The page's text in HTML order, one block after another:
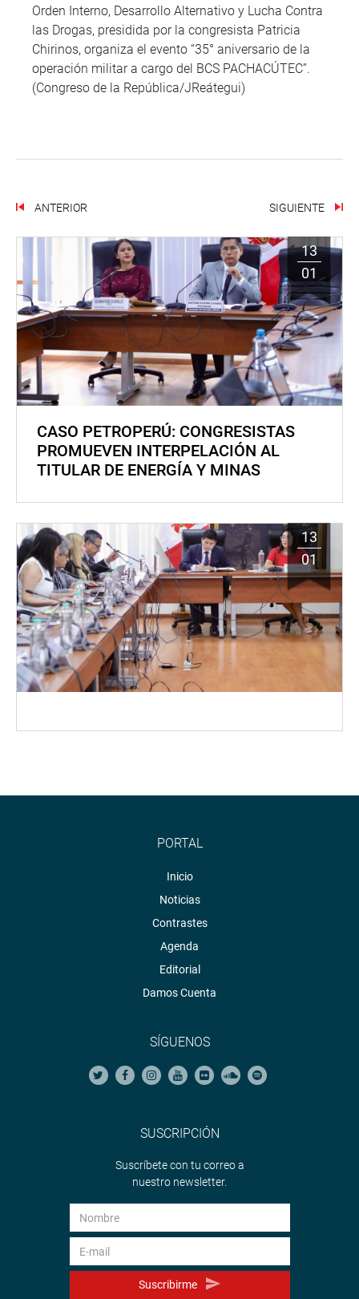
Orden Interno, Desarrollo Alternativo y Lucha Contra
las Drogas, presidida por la congresista Patricia
Chirinos, organiza el evento “35° aniversario de la
operación militar a cargo del BCS PACHACÚTEC”.
(Congreso de la República/JReátegui)
ANTERIOR SIGUIENTE
13
01
CASO PETROPERÚ: CONGRESISTAS
PROMUEVEN INTERPELACIÓN AL
TITULAR DE ENERGÍA Y MINAS
13
01
PORTAL
Inicio
Noticias
Contrastes
Agenda
Editorial
Damos Cuenta
SÍGUENOS
SUSCRIPCIÓN
Suscríbete con tu correo a
nuestro newsletter.
Suscribirme